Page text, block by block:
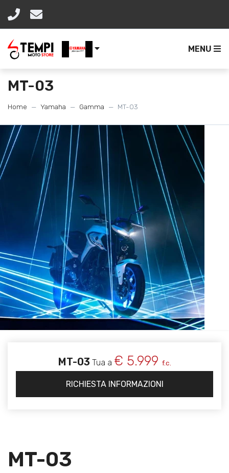
MENU
MT-03
Home Yamaha Gamma MT-03
MT-03 Tua a € 5.999 f.c.
RICHIESTA INFORMAZIONI
MT-03